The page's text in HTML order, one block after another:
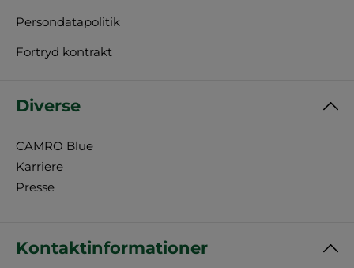
Persondatapolitik
Fortryd kontrakt
Diverse
CAMRO Blue
Karriere
Presse
Kontaktinformationer